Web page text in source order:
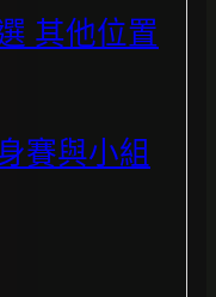
其他位置
賽與小組